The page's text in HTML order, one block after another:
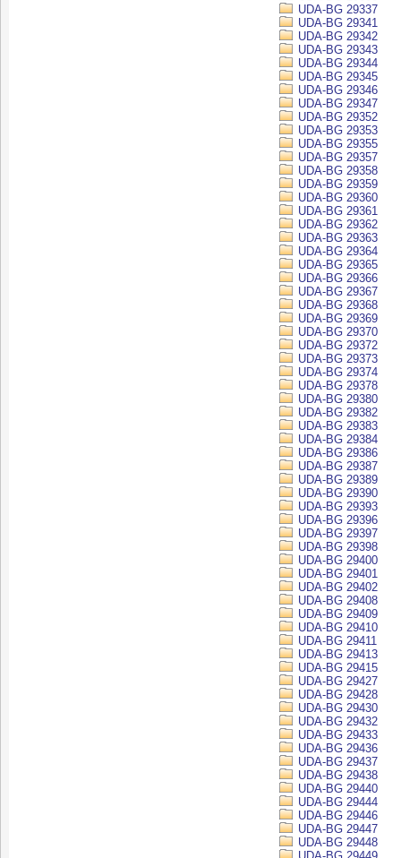
UDA-BG 29337
UDA-BG 29341
UDA-BG 29342
UDA-BG 29343
UDA-BG 29344
UDA-BG 29345
UDA-BG 29346
UDA-BG 29347
UDA-BG 29352
UDA-BG 29353
UDA-BG 29355
UDA-BG 29357
UDA-BG 29358
UDA-BG 29359
UDA-BG 29360
UDA-BG 29361
UDA-BG 29362
UDA-BG 29363
UDA-BG 29364
UDA-BG 29365
UDA-BG 29366
UDA-BG 29367
UDA-BG 29368
UDA-BG 29369
UDA-BG 29370
UDA-BG 29372
UDA-BG 29373
UDA-BG 29374
UDA-BG 29378
UDA-BG 29380
UDA-BG 29382
UDA-BG 29383
UDA-BG 29384
UDA-BG 29386
UDA-BG 29387
UDA-BG 29389
UDA-BG 29390
UDA-BG 29393
UDA-BG 29396
UDA-BG 29397
UDA-BG 29398
UDA-BG 29400
UDA-BG 29401
UDA-BG 29402
UDA-BG 29408
UDA-BG 29409
UDA-BG 29410
UDA-BG 29411
UDA-BG 29413
UDA-BG 29415
UDA-BG 29427
UDA-BG 29428
UDA-BG 29430
UDA-BG 29432
UDA-BG 29433
UDA-BG 29436
UDA-BG 29437
UDA-BG 29438
UDA-BG 29440
UDA-BG 29444
UDA-BG 29446
UDA-BG 29447
UDA-BG 29448